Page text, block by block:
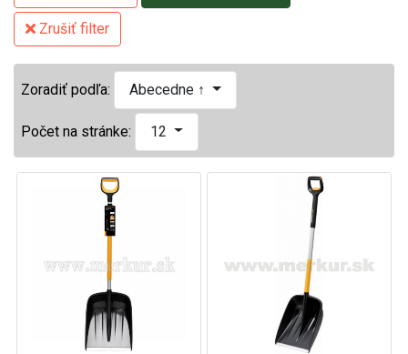
Zrušiť filter
Zoradiť podľa: Abecedne ↑
Počet na stránke: 12